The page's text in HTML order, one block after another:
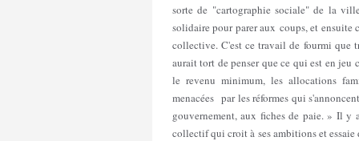
sorte de "cartographie sociale" de la
solidaire pour parer aux coups, et ensuite
collective. C'est ce travail de fourmi que
aurait tort de penser que ce qui est en
le revenu minimum, les allocations
menacées par les réformes qui
gouvernement, aux fiches de paie. » Il y
collectif qui croit à ses ambitions et essaie